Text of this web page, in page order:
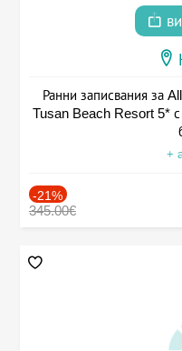
Ранни записвания за
Tusan Beach Resort 5* с
+
-21%
345.00€